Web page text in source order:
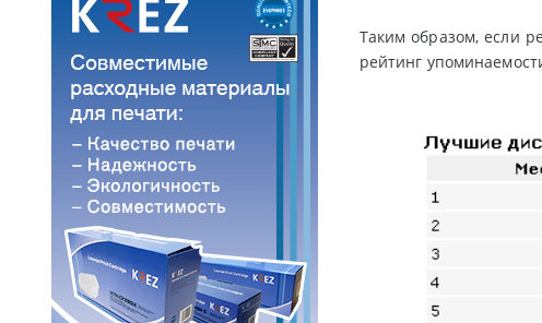
Таким образом, если
рейтинг